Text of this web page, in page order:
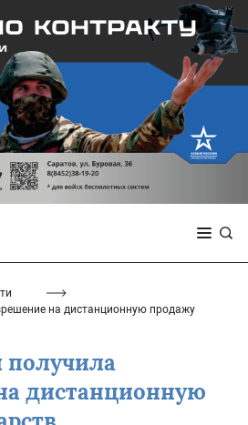
на дистанционную продажу
получила
дистанционную